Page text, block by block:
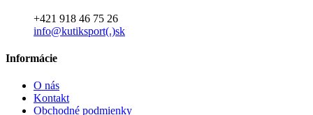
+421 918 46 75 26
info@kutiksport(.)sk
Informácie
O nás
Kontakt
Obchodné podmienky